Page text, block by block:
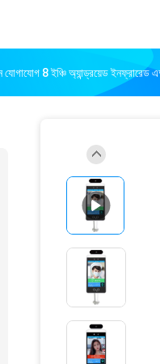
যোগাযোগ 8 ইঞ্চি অ্যান্ড্রয়েড ইনফ্রারেড